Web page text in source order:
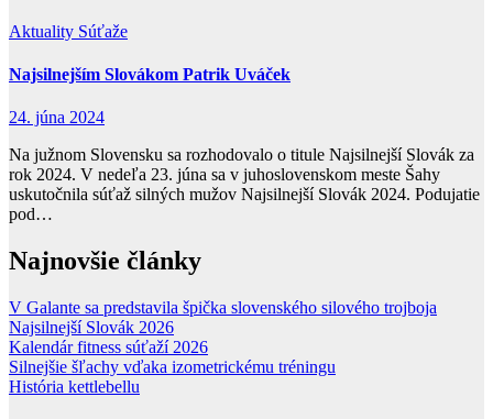
Aktuality Súťaže
Najsilnejším Slovákom Patrik Uváček
24. júna 2024
Na južnom Slovensku sa rozhodovalo o titule Najsilnejší Slovák za
rok 2024. V nedeľa 23. júna sa v juhoslovenskom meste Šahy
uskutočnila súťaž silných mužov Najsilnejší Slovák 2024. Podujatie
pod…
Najnovšie články
V Galante sa predstavila špička slovenského silového trojboja
Najsilnejší Slovák 2026
Kalendár fitness súťaží 2026
Silnejšie šľachy vďaka izometrickému tréningu
História kettlebellu